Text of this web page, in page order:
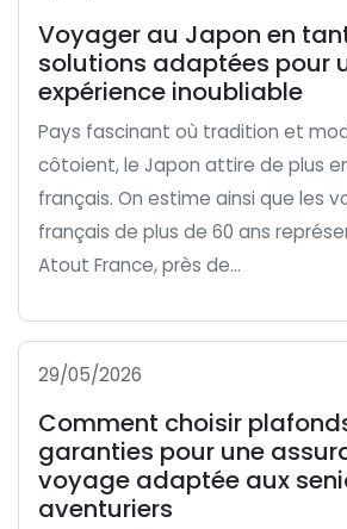
Voyager au Japon en
solutions adaptées pour
expérience inoubliable
Pays fascinant où tradition et
côtoient, le Japon attire de plus
français. On estime ainsi que les
français de plus de 60 ans
Atout France, près de...
29/05/2026
Comment choisir
garanties pour une
voyage adaptée aux
aventuriers